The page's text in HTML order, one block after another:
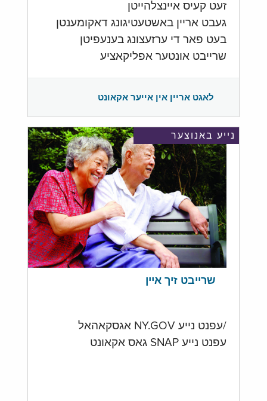
זעט קעיס איינצלהייטן
געבט אריין באשטעטיגונג דאקומענטן
בעט פאר די ערזעצונג בענעפיטן
שרייבט אונטער אפליקאציע
לאגט אריין אין אייער אקאונט
נייע באנוצער
שרייבט זיך איין
/עפנט נייע NY.GOV אגסקאהאל
עפנט נייע SNAP גאס אקאונט